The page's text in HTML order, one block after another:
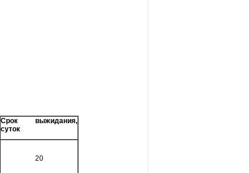
Срок выжидания,
суток
20